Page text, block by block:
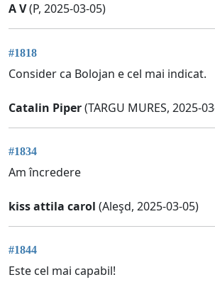
A V(P, 2025-03-05)
#1818
Consider ca Bolojan e cel mai indicat.
Catalin Piper(TARGU MURES, 2025-
#1834
Am încredere
kiss attila carol (Aleşd, 2025-03-05)
#1844
Este cel mai capabil!